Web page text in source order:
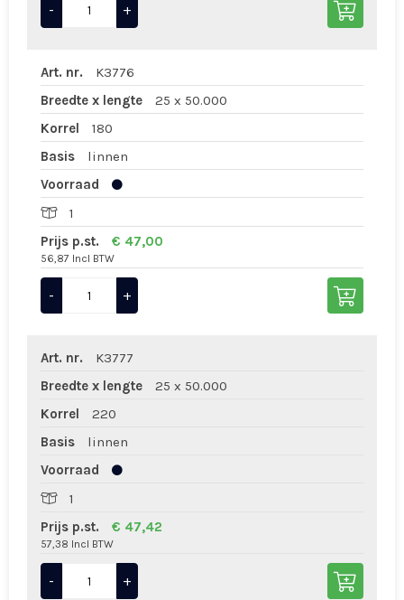
- +
Art. nr.
K3776
Breedte x lengte
25 x 50.000
Korrel
180
Basis
linnen
Voorraad
1
Prijs p.st.
€ 47,00
56,87 Incl BTW
- +
Art. nr.
K3777
Breedte x lengte
25 x 50.000
Korrel
220
Basis
linnen
Voorraad
1
Prijs p.st.
€ 47,42
57,38 Incl BTW
- +